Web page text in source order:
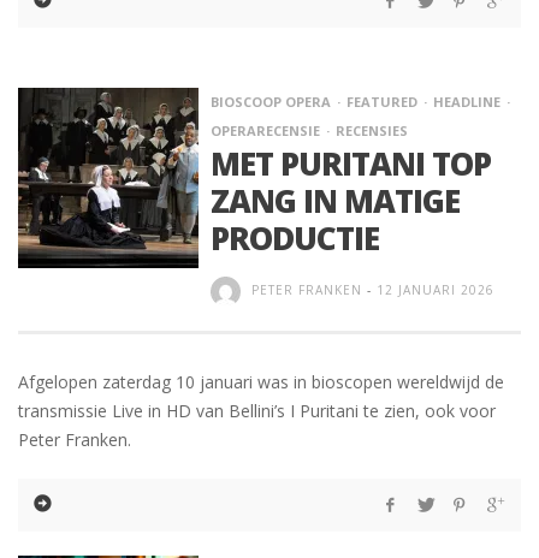
BIOSCOOP OPERA FEATURED
HEADLINE
OPERARECENSIE
RECENSIES
MET PURITANI TOP
ZANG IN MATIGE
PRODUCTIE
PETER FRANKEN - 12 JANUARI 2026
Afgelopen zaterdag 10 januari was in bioscopen wereldwijd de
transmissie Live in HD van Bellini’s I Puritani te zien, ook voor
Peter Franken.